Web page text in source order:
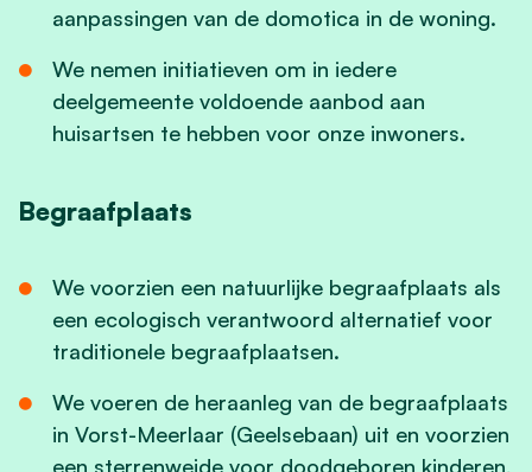
aanpassingen van de domotica in de woning.
We nemen initiatieven om in iedere
deelgemeente voldoende aanbod aan
huisartsen te hebben voor onze inwoners.
Begraafplaats
We voorzien een natuurlijke begraafplaats als
een ecologisch verantwoord alternatief voor
traditionele begraafplaatsen.
We voeren de heraanleg van de begraafplaats
in Vorst-Meerlaar (Geelsebaan) uit en voorzien
een sterrenweide voor doodgeboren kinderen,